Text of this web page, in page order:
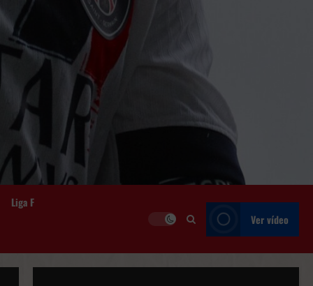
Liga F
Ver vídeo